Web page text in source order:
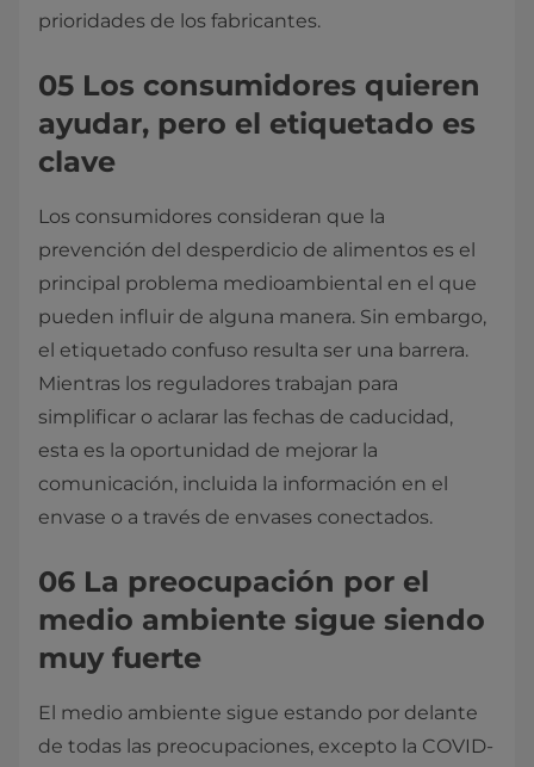
prioridades de los fabricantes.
05 Los consumidores quieren
ayudar, pero el etiquetado es
clave
Los consumidores consideran que la
prevención del desperdicio de alimentos es el
principal problema medioambiental en el que
pueden influir de alguna manera. Sin embargo,
el etiquetado confuso resulta ser una barrera.
Mientras los reguladores trabajan para
simplificar o aclarar las fechas de caducidad,
esta es la oportunidad de mejorar la
comunicación, incluida la información en el
envase o a través de envases conectados.
06 La preocupación por el
medio ambiente sigue siendo
muy fuerte
El medio ambiente sigue estando por delante
de todas las preocupaciones, excepto la COVID-